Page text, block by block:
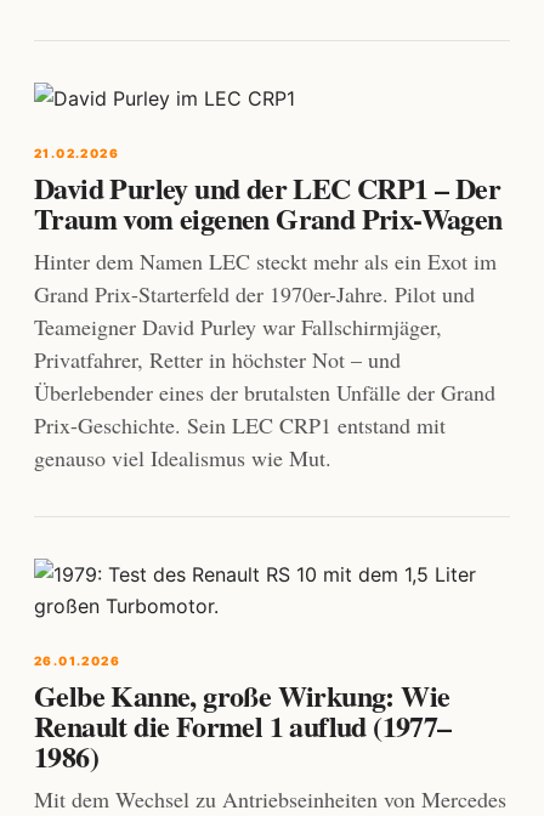
21.02.2026
David Purley und der LEC CRP1 – Der
Traum vom eigenen Grand Prix-Wagen
Hinter dem Namen LEC steckt mehr als ein Exot im
Grand Prix-Starterfeld der 1970er-Jahre. Pilot und
Teameigner David Purley war Fallschirmjäger,
Privatfahrer, Retter in höchster Not – und
Überlebender eines der brutalsten Unfälle der Grand
Prix-Geschichte. Sein LEC CRP1 entstand mit
genauso viel Idealismus wie Mut.
26.01.2026
Gelbe Kanne, große Wirkung: Wie
Renault die Formel 1 auflud (1977–
1986)
Mit dem Wechsel zu Antriebseinheiten von Mercedes